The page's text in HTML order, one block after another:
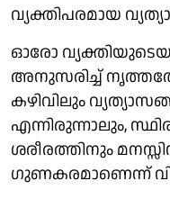
വ്യക്തിപരമായ
ഓരോ
അനുസരിച്ച്
കഴിവിലും
എന്നിരുന്നാലും,
ശരീരത്തിനും
ഗുണകരമാണെന്ന്